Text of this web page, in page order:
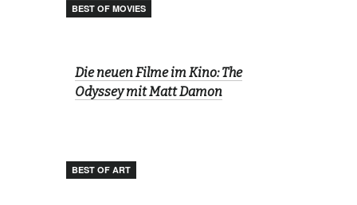
BEST OF MOVIES
Die neuen Filme im Kino: The
Odyssey mit Matt Damon
BEST OF ART